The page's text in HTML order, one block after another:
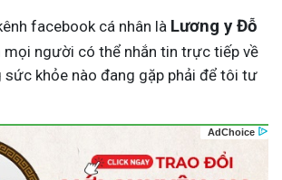
facebook cá nhân là Lương y Đỗ
mọi người có thể nhắn tin trực tiếp về
khỏe nào đang gặp phải để tôi tư